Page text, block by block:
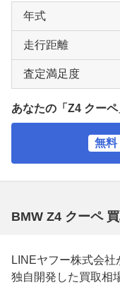
年式
走行距離
査定満足度
あなたの「Z4 クー
無料
BMW Z4 クーペ
LINEヤフー株式会
独自開発した買取相